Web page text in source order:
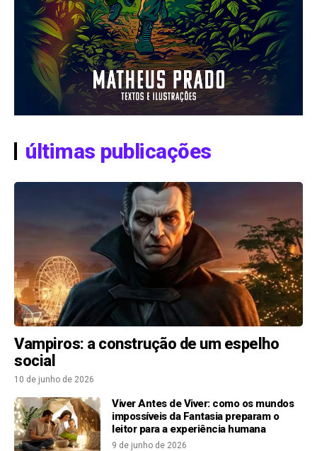
últimas publicações
Vampiros: a construção de um espelho
social
10 de junho de 2026
Viver Antes de Viver: como os mundos
impossíveis da Fantasia preparam o
leitor para a experiência humana
9 de junho de 2026